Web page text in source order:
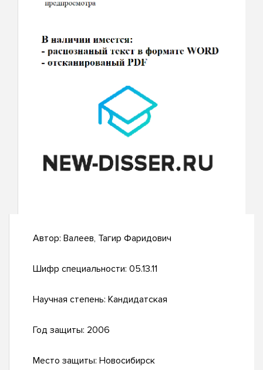
Автор: Валеев, Тагир Фаридович
Шифр специальности: 05.13.11
Научная степень: Кандидатская
Год защиты: 2006
Место защиты: Новосибирск